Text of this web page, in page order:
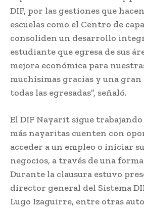
DIF, por las gestiones que
escuelas como el Centro de
consoliden un desarrollo
estudiante que egresa de sus
mejora económica para
muchísimas gracias y una
todas las egresadas”, señaló.
El DIF Nayarit sigue
más nayaritas cuenten con
acceder a un empleo o iniciar
negocios, a través de una
Durante la clausura estuvo
director general del Sistema
Lugo Izaguirre, entre otras